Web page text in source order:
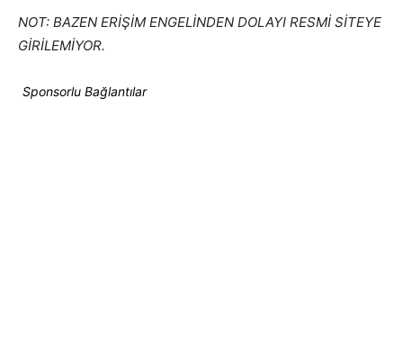
NOT: BAZEN ERİŞİM ENGELİNDEN DOLAYI RESMİ SİTEYE
GİRİLEMİYOR.
Sponsorlu Bağlantılar